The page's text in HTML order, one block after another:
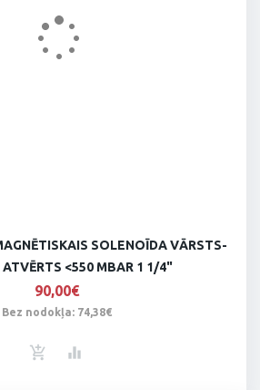
SOLENOĪDA VĀRSTS-
ATVĒRTS <550 MBAR 1 1/4"
90,00€
Bez nodokļa: 74,38€